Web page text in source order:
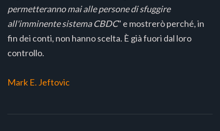
permetteranno mai alle persone di sfuggire
all'imminente sistema CBDC" e mostrerò perché, in
fin dei conti, non hanno scelta. È già fuori dal loro
controllo.
Mark E. Jeftovic